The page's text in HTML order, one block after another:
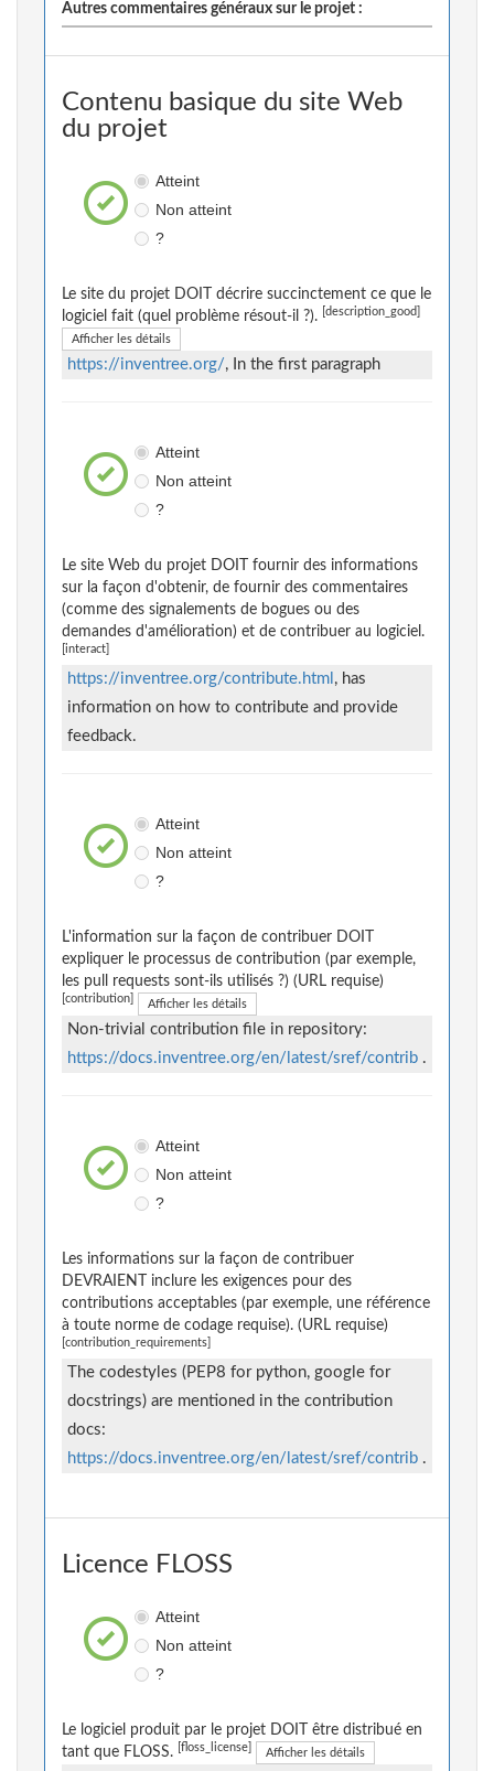
Autres commentaires généraux sur le projet :
Contenu basique du site Web
du projet
Atteint
Non atteint
?
Le site du projet DOIT décrire succinctement ce que le
logiciel fait (quel problème résout-il ?).
[description_good]
Afficher les détails
https://inventree.org/, In the first paragraph
Atteint
Non atteint
?
Le site Web du projet DOIT fournir des informations
sur la façon d'obtenir, de fournir des commentaires
(comme des signalements de bogues ou des
demandes d'amélioration) et de contribuer au logiciel.
[interact]
https://inventree.org/contribute.html , has
information on how to contribute and provide
feedback.
Atteint
Non atteint
?
L'information sur la façon de contribuer DOIT
expliquer le processus de contribution (par exemple,
les pull requests sont-ils utilisés ?) (URL requise)
[contribution] Afficher les détails
Non-trivial contribution file in repository:
https://docs.inventree.org/en/latest/sref/contrib .
Atteint
Non atteint
?
Les informations sur la façon de contribuer
DEVRAIENT inclure les exigences pour des
contributions acceptables (par exemple, une référence
à toute norme de codage requise). (URL requise)
[contribution_requirements]
The codestyles (PEP8 for python, google for
docstrings) are mentioned in the contribution
docs:
https://docs.inventree.org/en/latest/sref/contrib .
Licence FLOSS
Atteint
Non atteint
?
Le logiciel produit par le projet DOIT être distribué en
tant que FLOSS.
[floss_license] Afficher les détails